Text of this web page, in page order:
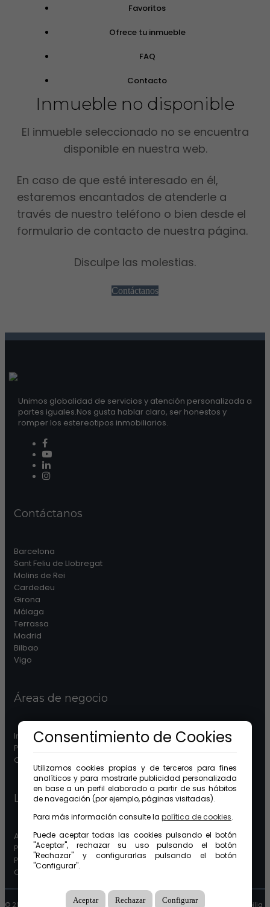
Favoritos
Ofrece tu inmueble
FAQ
Contacto
Inmueble no disponible
El inmueble seleccionado no se encuentra
disponible en nuestra web.
En caso de que esté interesado en él,
estaremos encantados de atenderle a
través de nuestro teléfono o bien desde el
formulario de contacto de nuestra página.
Disculpe las molestias.
Contáctanos
Unimos globalidad de servicios y atención personalizada a
partes iguales.Nos gusta hablar claro, ser honestos y
romper los estereotipos inmobiliarios.
Contáctanos
Barcelona
Sant Feliu de Llobregat
Molins de Rei
Cardedeu
Girona
Málaga
Terrassa
Madrid
Bilbao
Vigo
Áreas de negocio
Inmobiliaria
Patrimonios
Comunidades
Legal
Aviso legal
Protección de datos
Política de cookies
Canal ético
© 2026 GuinotPrunera Todos los derechos reservados |Creado con Mobilia
Consentimiento de Cookies
Utilizamos cookies propias y de terceros para fines
analíticos y para mostrarle publicidad personalizada
en base a un perfil elaborado a partir de sus hábitos
de navegación (por ejemplo, páginas visitadas).
Para más información consulte la política de cookies.
Puede aceptar todas las cookies pulsando el botón
"Aceptar", rechazar su uso pulsando el botón
"Rechazar" y configurarlas pulsando el botón
"Configurar".
Aceptar Rechazar Configurar